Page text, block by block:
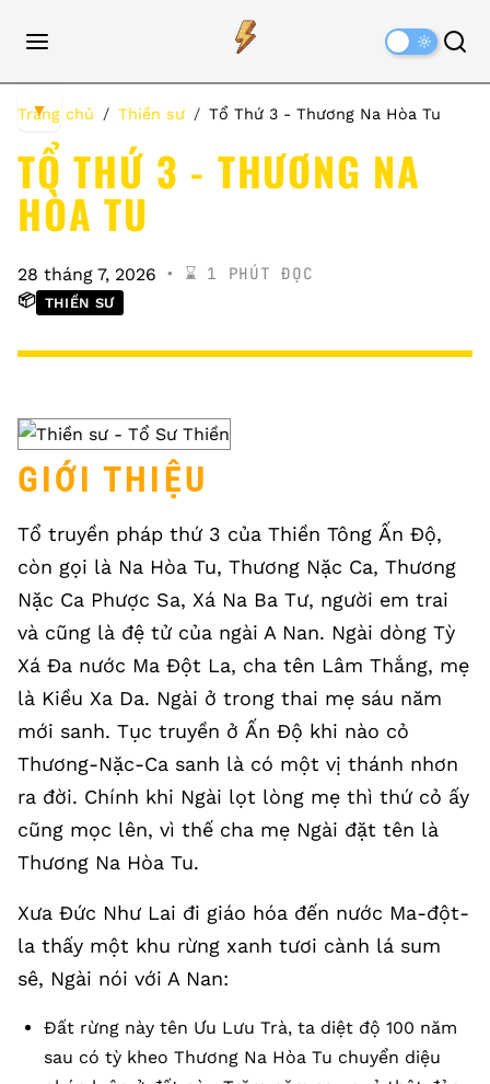
Trang chủ Thiền sư Tổ Thứ 3 - Thương Na Hòa Tu
TỔ THỨ 3 - THƯƠNG NA
HÒA TU
28 tháng 7, 2026 ⌛️ 1 PHÚT ĐỌC
📦 THIỀN SƯ
GIỚI THIỆU
Tổ truyền pháp thứ 3 của Thiền Tông Ấn Độ,
còn gọi là Na Hòa Tu, Thương Nặc Ca, Thương
Nặc Ca Phược Sa, Xá Na Ba Tư, người em trai
và cũng là đệ tử của ngài A Nan. Ngài dòng Tỳ
Xá Đa nước Ma Đột La, cha tên Lâm Thắng, mẹ
là Kiều Xa Da. Ngài ở trong thai mẹ sáu năm
mới sanh. Tục truyền ở Ấn Độ khi nào cỏ
Thương-Nặc-Ca sanh là có một vị thánh nhơn
ra đời. Chính khi Ngài lọt lòng mẹ thì thứ cỏ ấy
cũng mọc lên, vì thế cha mẹ Ngài đặt tên là
Thương Na Hòa Tu.
Xưa Đức Như Lai đi giáo hóa đến nước Ma-đột-
la thấy một khu rừng xanh tươi cành lá sum
sê, Ngài nói với A Nan:
Đất rừng này tên Ưu Lưu Trà, ta diệt độ 100 năm
sau có tỳ kheo Thương Na Hòa Tu chuyển diệu
▼